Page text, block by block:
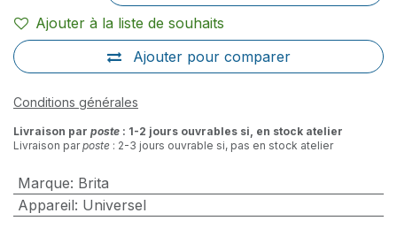
Ajouter pour comparer
Ajouter à la liste de souhaits
Conditions générales
Livraison par poste : 1-2 jours ouvrables si, en stock atelier
Livraison parposte : 2-3 jours ouvrable si, pas en stock atelier
Marque: Brita
Appareil: Universel